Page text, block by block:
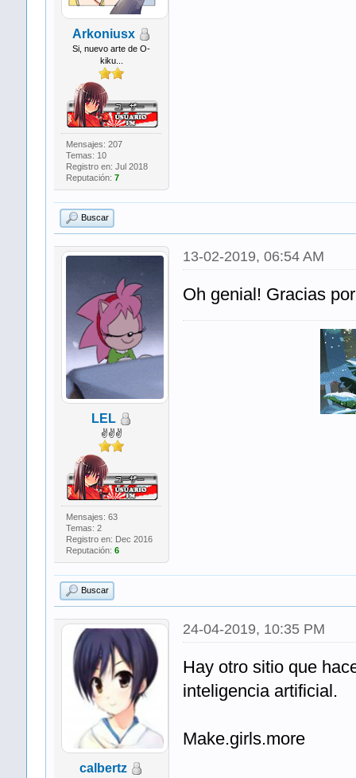
Arkoniusx
Si, nuevo arte de O-
kiku...
Mensajes: 207
Temas: 10
Registro en: Jul 2018
Reputación: 7
Buscar
LEL
✌✌✌
Mensajes: 63
Temas: 2
Registro en: Dec 2016
Reputación: 6
13-02-2019, 06:54 AM
Oh genial! Gracias
Buscar
calbertz
24-04-2019, 10:35 PM
Hay otro sitio que
inteligencia artificial.
Make.girls.more